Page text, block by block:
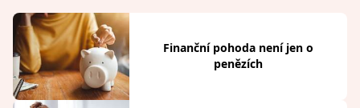
Finanční pohoda není jen o
penězích